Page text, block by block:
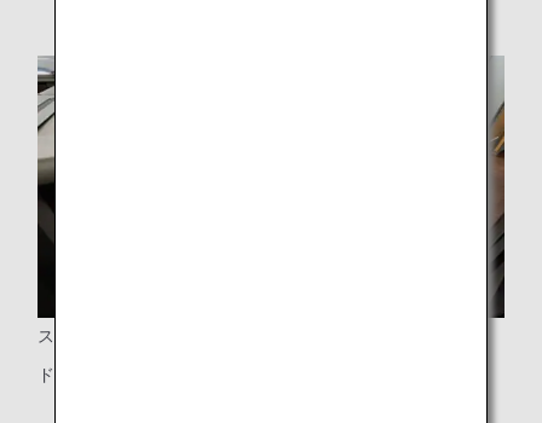
スライドドア
ドア付きの個室型シート